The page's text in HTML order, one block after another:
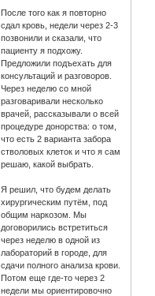
После того как я повторно
сдал кровь, недели через 2-3
позвонили и сказали, что
пациенту я подхожу.
Предложили подъехать для
консультаций и разговоров.
Через неделю со мной
разговаривали несколько
врачей, рассказывали о всей
процедуре донорства: о том,
что есть 2 варианта забора
стволовых клеток и что я сам
решаю, какой выбрать.
Я решил, что будем делать
хирургическим путём, под
общим наркозом. Мы
договорились встретиться
через неделю в одной из
лабораторий в городе, для
сдачи полного анализа крови.
Потом еще где-то через 2
недели мы ориентировочно